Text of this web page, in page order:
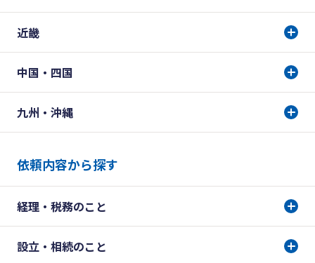
近畿
中国・四国
九州・沖縄
依頼内容から探す
経理・税務のこと
設立・相続のこと